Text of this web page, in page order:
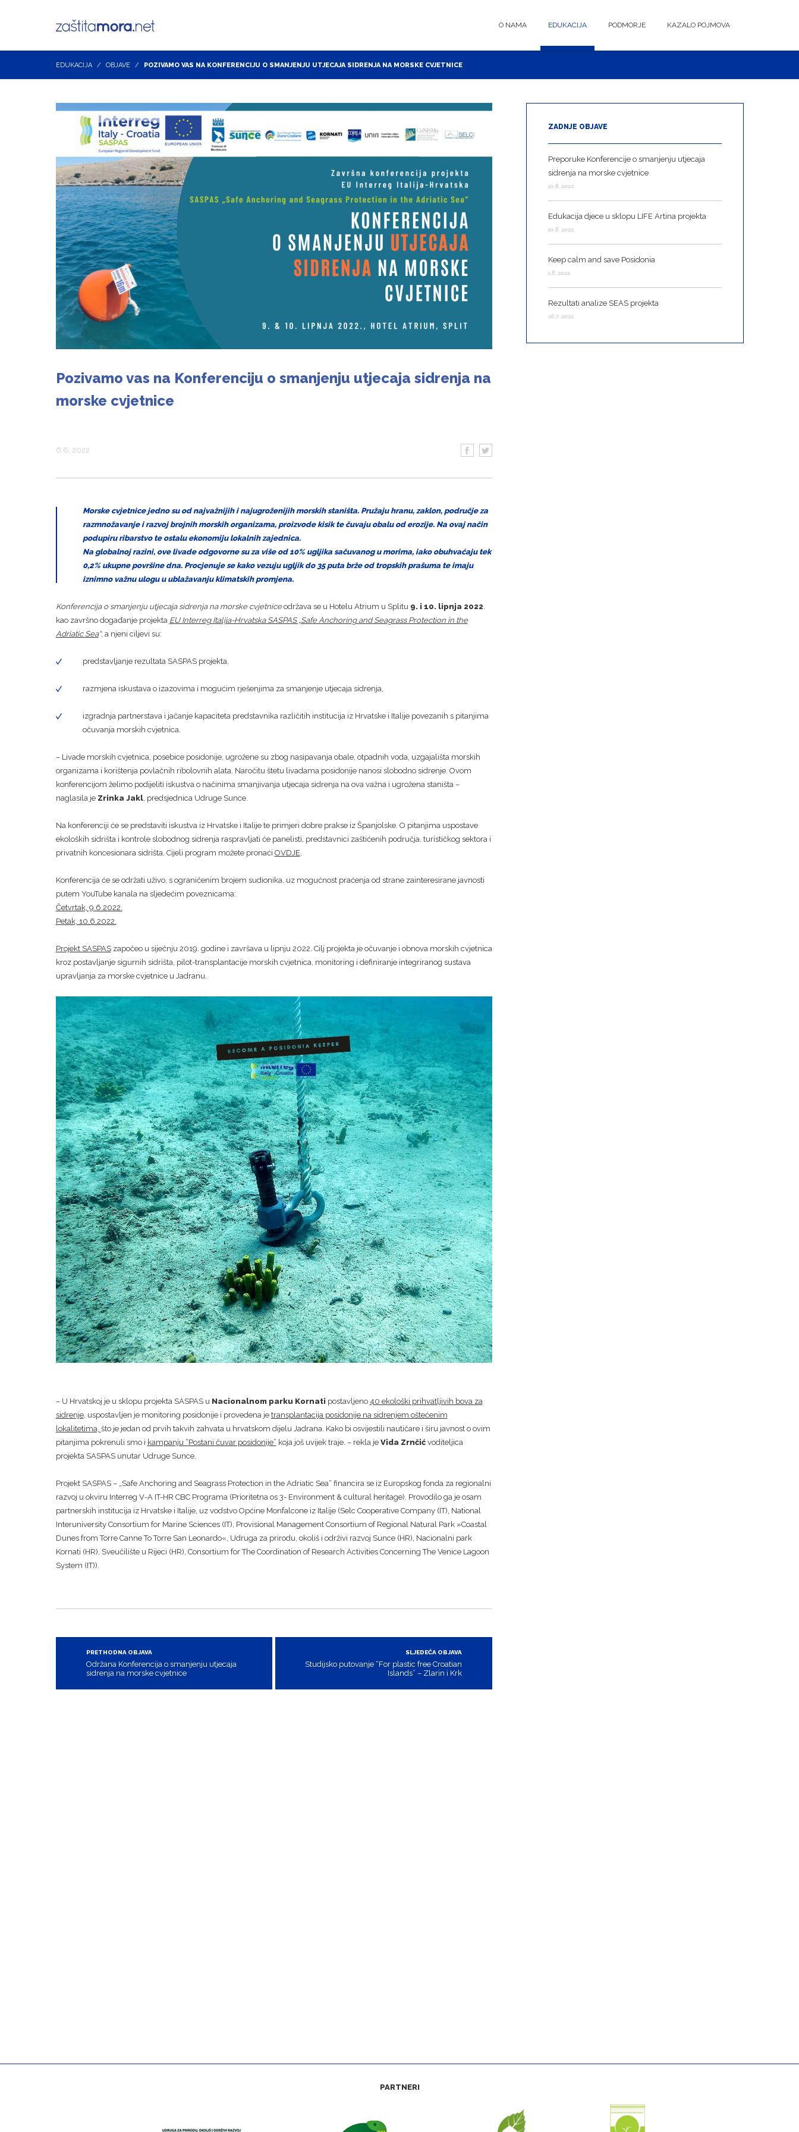
O NAMA EDUKACIJA PODMORJE KAZALO POJMOVA
EDUKACIJA OBJAVE POZIVAMO VAS NA KONFERENCIJU O SMANJENJU UTJECAJA SIDRENJA NA MORSKE CVJETNICE
Pozivamo vas na Konferenciju o smanjenju utjecaja sidrenja na
morske cvjetnice
6.6. 2022
Morske cvjetnice jedno su od najvažnijih i najugroženijih morskih staništa. Pružaju hranu, zaklon, područje za
razmnožavanje i razvoj brojnih morskih organizama, proizvode kisik te čuvaju obalu od erozije. Na ovaj način
podupiru ribarstvo te ostalu ekonomiju lokalnih zajednica.
Na globalnoj razini, ove livade odgovorne su za više od 10% ugljika sačuvanog u morima, iako obuhvaćaju tek
0,2% ukupne površine dna. Procjenuje se kako vezuju ugljik do 35 puta brže od tropskih prašuma te imaju
iznimno važnu ulogu u ublažavanju klimatskih promjena.
Konferencija o smanjenju utjecaja sidrenja na morske cvjetniceodržava se u Hotelu Atrium u Splitu 9. i 10. lipnja 2022
kao završno događanje projekta EU Interreg Italija-Hrvatska SASPAS „Safe Anchoring and Seagrass Protection in the
Adriatic Sea“, a njeni ciljevi su:
predstavljanje rezultata SASPAS projekta,
razmjena iskustava o izazovima i mogućim rješenjima za smanjenje utjecaja sidrenja,
izgradnja partnerstava i jačanje kapaciteta predstavnika različitih institucija iz Hrvatske i Italije povezanih s pitanjima
očuvanja morskih cvjetnica.
– Livade morskih cvjetnica, posebice posidonije, ugrožene su zbog nasipavanja obale, otpadnih voda, uzgajališta morskih
organizama i korištenja povlačnih ribolovnih alata. Naročitu štetu livadama posidonije nanosi slobodno sidrenje. Ovom
konferencijom želimo podijeliti iskustva o načinima smanjivanja utjecaja sidrenja na ova važna i ugrožena staništa –
naglasila je Zrinka Jakl, predsjednica Udruge Sunce.
Na konferenciji će se predstaviti iskustva iz Hrvatske i Italije te primjeri dobre prakse iz Španjolske. O pitanjima uspostave
ekoloških sidrišta i kontrole slobodnog sidrenja raspravljati će panelisti, predstavnici zaštićenih područja, turističkog sektora i
privatnih koncesionara sidrišta. Cijeli program možete pronaći OVDJE
Konferencija će se održati uživo, s ograničenim brojem sudionika, uz mogućnost praćenja od strane zainteresirane javnosti
putem YouTube kanala na sljedećim poveznicama:
Četvrtak, 9.6.2022.
Petak, 10.6.2022.
Projekt SASPASzapočeo u siječnju 2019. godine i završava u lipnju 2022. Cilj projekta je očuvanje i obnova morskih cvjetnica
kroz postavljanje sigurnih sidrišta, pilot-transplantacije morskih cvjetnica, monitoring i definiranje integriranog sustava
upravljanja za morske cvjetnice u Jadranu.
– U Hrvatskoj je u sklopu projekta SASPAS u Nacionalnom parku Kornatipostavljeno 40 ekološki prihvatljivih bova za
sidrenje, uspostavljen je monitoring posidonije i provedena je transplantacija posidonije na sidrenjem oštećenim
lokalitetima, što je jedan od prvih takvih zahvata u hrvatskom dijelu Jadrana. Kako bi osvijestili nautičare i širu javnost o ovim
pitanjima pokrenuli smo i kampanju “Postani čuvar posidonije” koja još uvijek traje. – rekla je Vida Zrnčić voditeljica
projekta SASPAS unutar Udruge Sunce.
Projekt SASPAS – „Safe Anchoring and Seagrass Protection in the Adriatic Sea“ financira se iz Europskog fonda za regionalni
razvoj u okviru Interreg V-A IT-HR CBC Programa (Prioritetna os 3- Environment & cultural heritage). Provodilo ga je osam
partnerskih institucija iz Hrvatske i Italije, uz vodstvo Općine Monfalcone iz Italije (Selc Cooperative Company (IT), National
Interuniversity Consortium for Marine Sciences (IT), Provisional Management Consortium of Regional Natural Park »Coastal
Dunes from Torre Canne To Torre San Leonardo«, Udruga za prirodu, okoliš i održivi razvoj Sunce (HR), Nacionalni park
Kornati (HR), Sveučilište u Rijeci (HR), Consortium for The Coordination of Research Activities Concerning The Venice Lagoon
System (IT)).
PRETHODNA OBJAVA
Održana Konferencija o smanjenju utjecaja
sidrenja na morske cvjetnice
SLJEDEĆA OBJAVA
Studijsko putovanje “For plastic free Croatian
Islands” – Zlarin i Krk
ZADNJE OBJAVE
Preporuke Konferencije o smanjenju utjecaja
sidrenja na morske cvjetnice
10.8. 2022
Edukacija djece u sklopu LIFE Artina projekta
10.8. 2022
Keep calm and save Posidonia
1.8. 2022
Rezultati analize SEAS projekta
26.7. 2022
PARTNERI